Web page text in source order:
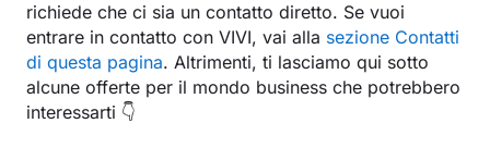
richiede che ci sia un contatto diretto. Se vuoi
entrare in contatto con VIVI, vai alla sezione Contatti
di questa pagina. Altrimenti, ti lasciamo qui sotto
alcune offerte per il mondo business che potrebbero
interessarti 👇